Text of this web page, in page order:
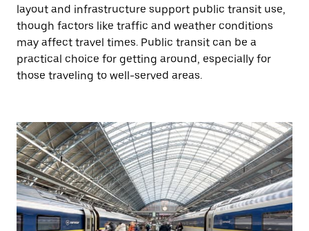
layout and infrastructure support public transit use,
though factors like traffic and weather conditions
may affect travel times. Public transit can be a
practical choice for getting around, especially for
those traveling to well-served areas.